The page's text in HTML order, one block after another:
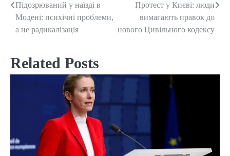
Post
navigation
Підозрюваний у наїзді в
Модені: психічні проблеми,
а не радикалізація
Протест у Києві: люди
вимагають правок до
нового Цивільного кодексу
Related Posts